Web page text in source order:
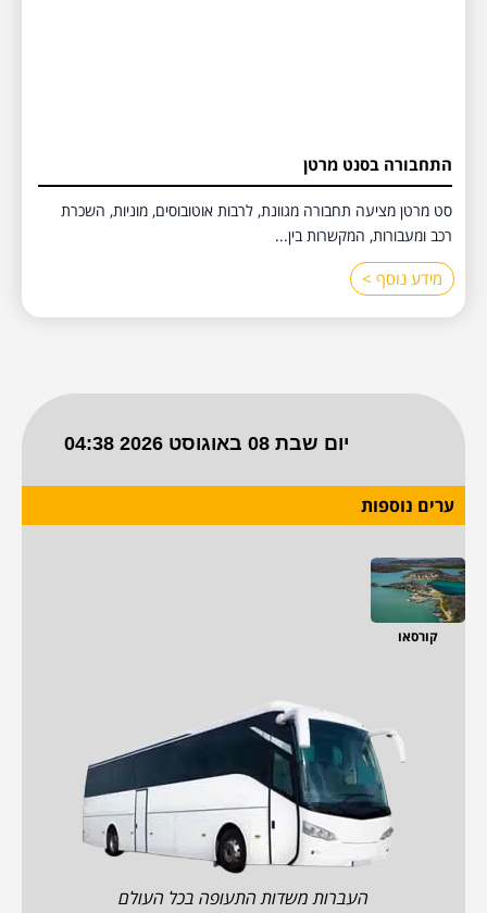
התחבורה בסנט מרטן
סט מרטן מציעה תחבורה מגוונת, לרבות אוטובוסים, מוניות, השכרת
רכב ומעבורות, המקשרות בין...
מידע נוסף >
ערים נוספות
קורסאו
העברות משדות התעופה בכל העולם